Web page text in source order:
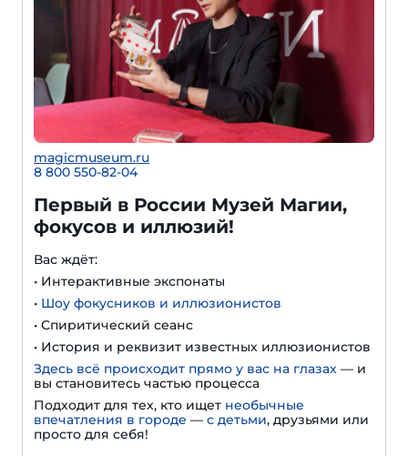
magicmuseum.ru
8 800 550-82-04
Первый в России Музей Магии,
фокусов и иллюзий!
Вас ждёт:
• Интерактивные экспонаты
• Шоу фокусников и иллюзионистов
• Спиритический сеанс
• История и реквизит известных иллюзионистов
Здесь всё происходит прямо у вас на глазах — и
вы становитесь частью процесса
Подходит для тех, кто ищет необычные
впечатления в городе — с детьми, друзьями или
просто для себя!